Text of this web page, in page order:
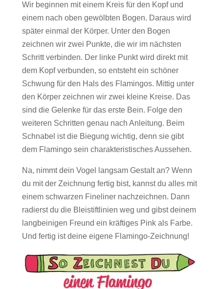
Wir beginnen mit einem Kreis für den Kopf und
einem nach oben gewölbten Bogen. Daraus wird
später einmal der Körper. Unter den Bogen
zeichnen wir zwei Punkte, die wir im nächsten
Schritt verbinden. Der linke Punkt wird direkt mit
dem Kopf verbunden, so entsteht ein schöner
Schwung für den Hals des Flamingos. Mittig unter
den Körper zeichnen wir zwei kleine Kreise. Das
sind die Gelenke für das erste Bein. Folge den
weiteren Schritten genau nach Anleitung. Beim
Schnabel ist die Biegung wichtig, denn sie gibt
dem Flamingo sein charakteristisches Aussehen.
Na, nimmt dein Vogel langsam Gestalt an? Wenn
du mit der Zeichnung fertig bist, kannst du alles mit
einem schwarzen Fineliner nachzeichnen. Dann
radierst du die Bleistiftlinien weg und gibst deinem
langbeinigen Freund ein kräftiges Pink als Farbe.
Und fertig ist deine eigene Flamingo-Zeichnung!